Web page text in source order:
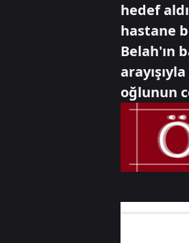
hedef
hastane
Belah'ın
oğlunun